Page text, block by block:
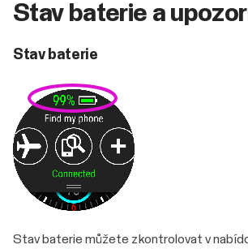
Stav baterie a
Stav baterie
Stav baterie můžete zkontrolovat v